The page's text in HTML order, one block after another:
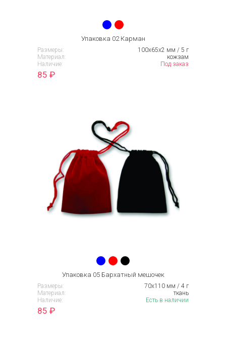
Упаковка 02 Карман
Размеры:
100х65х2 мм / 5 г
Материал:
кожзам
Наличие:
Под заказ
85 ₽
Упаковка 05 Бархатный мешочек
Размеры:
70х110 мм / 4 г
Материал:
ткань
Наличие:
Есть в наличии
85 ₽